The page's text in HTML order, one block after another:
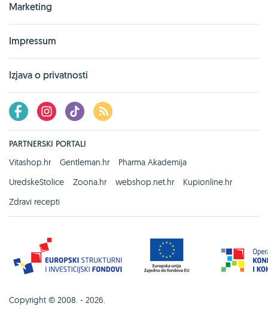
Marketing
Impressum
Izjava o privatnosti
PARTNERSKI PORTALI
Vitashop.hr
Gentleman.hr
Pharma Akademija
UredskeStolice
Zoona.hr webshop.net.hr
Kupionline.hr
Zdravi recepti
Copyright © 2008. - 2026.